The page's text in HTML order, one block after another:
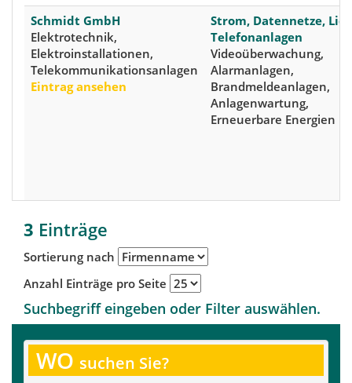
Schmidt GmbH
Elektrotechnik,
Elektroinstallationen,
Telekommunikationsanlagen
Eintrag ansehen
Strom, Datennetze,
Telefonanlagen
Videoüberwachung,
Alarmanlagen,
Brandmeldeanlagen,
Anlagenwartung,
Erneuerbare Energien
3 Einträge
Sortierung nach
Anzahl Einträge pro Seite
Suchbegriff eingeben oder Filter auswählen.
WO suchen Sie?